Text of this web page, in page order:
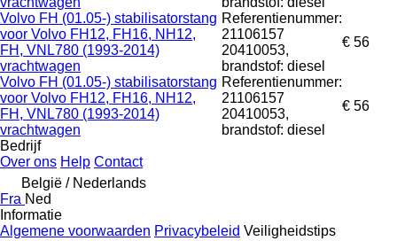
Volvo FH (01.05-) stabilisatorstang
voor Volvo FH12, FH16, NH12,
FH, VNL780 (1993-2014)
vrachtwagen
Referentienummer:
21106157
20410053,
brandstof: diesel
€ 56
Volvo FH (01.05-) stabilisatorstang
voor Volvo FH12, FH16, NH12,
FH, VNL780 (1993-2014)
vrachtwagen
Referentienummer:
21106157
20410053,
brandstof: diesel
€ 56
Bedrijf
Over ons Help Contact
België / Nederlands
Fra Ned
Informatie
Algemene voorwaarden Privacybeleid Veiligheidstips